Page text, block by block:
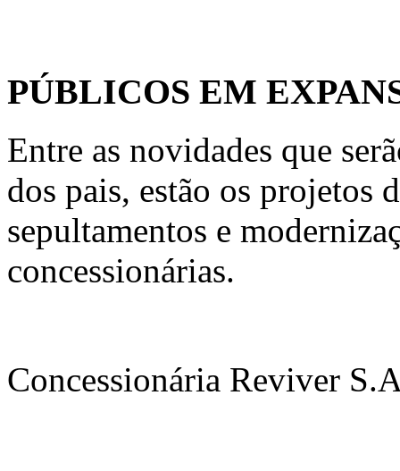
PÚBLICOS EM
Entre as novidades que
dos pais, estão os projetos
sepultamentos e
concessionárias.
Concessionária Reviver